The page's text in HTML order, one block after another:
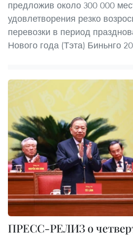
предложив около 300 000
удовлетворения резко
перевозки в период
Нового года (Тэта) Биньнго
ПРЕСС-РЕЛИЗ о